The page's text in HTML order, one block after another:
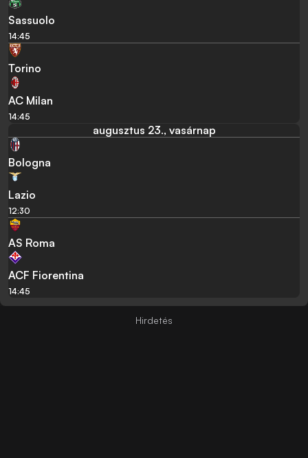
Sassuolo
14:45
Torino
AC Milan
14:45
augusztus 23., vasárnap
Bologna
Lazio
12:30
AS Roma
ACF Fiorentina
14:45